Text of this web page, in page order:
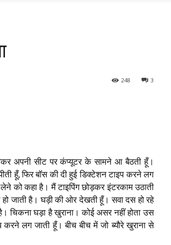
3
248
अपनी सीट पर कंप्यूटर के सामने आ बैठती हूँ।
हूँ,फिर बॉस की दी हुई डिक्टेशन टाइप करने लग
को कहा है। मैं टाइपिंग छोड़कर इंटरकाम उठाती
जाती है। घड़ी की ओर देखती हूँ। सवा दस हो रहे
घड़ा है खुराना। कोई असर नहीं होता उस
लग जाती हूँ। बीच बीच में जो ब्यौरे खुराना से